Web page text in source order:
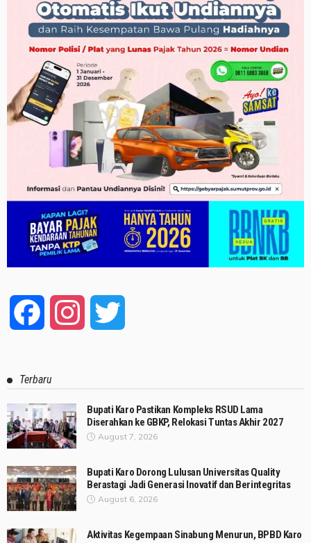
Facebook Instagram
Terbaru
Bupati Karo Pastikan Kompleks RSUD Lama
Diserahkan ke GBKP, Relokasi Tuntas Akhir 2027
August 7, 2026
Bupati Karo Dorong Lulusan Universitas Quality
Berastagi Jadi Generasi Inovatif dan Berintegritas
August 6, 2026
Aktivitas Kegempaan Sinabung Menurun, BPBD Karo